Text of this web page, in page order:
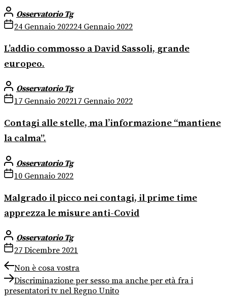
Osservatorio Tg
24 Gennaio 202224 Gennaio 2022
L’addio commosso a David Sassoli, grande
europeo.
Osservatorio Tg
17 Gennaio 202217 Gennaio 2022
Contagi alle stelle, ma l’informazione “mantiene
la calma”.
Osservatorio Tg
10 Gennaio 2022
Malgrado il picco nei contagi, il prime time
apprezza le misure anti-Covid
Osservatorio Tg
27 Dicembre 2021
Navigazione
articoli
Previous
post:
Non è cosa vostra
Next
post:
Discriminazione per sesso ma anche per età fra i
presentatori tv nel Regno Unito